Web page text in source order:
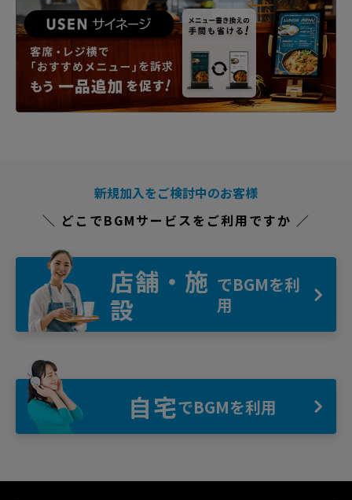
新規加入をご検討中のお客様
＼ どこでBGMサービスをご利用ですか ／
店舗・施
設
でBGMを利
用
自宅でBGMを利用